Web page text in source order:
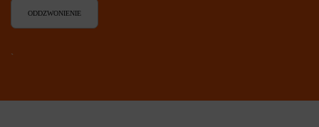
ODDZWONIENIE
`